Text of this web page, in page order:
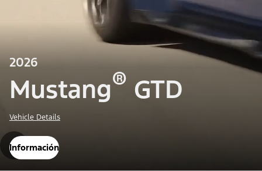
2026
Mustang® GTD
Vehicle Details
Información